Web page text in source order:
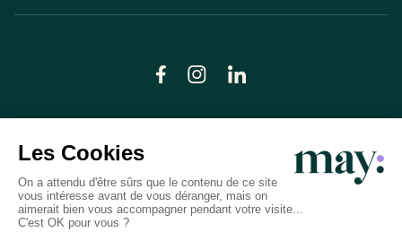
© LN CARE 2026
Politique de confidentialité